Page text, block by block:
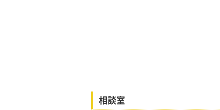
相談室